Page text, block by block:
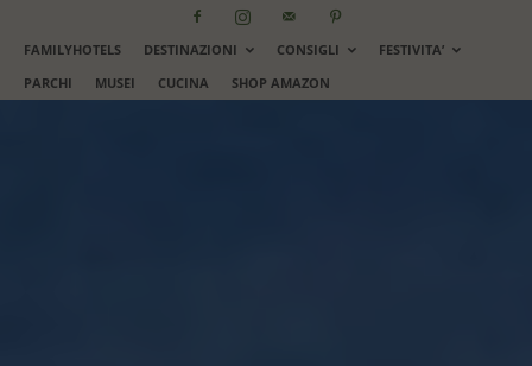
FAMILYHOTELS DESTINAZIONI CONSIGLI
FESTIVITA’
PARCHI
MUSEI CUCINA SHOP AMAZON